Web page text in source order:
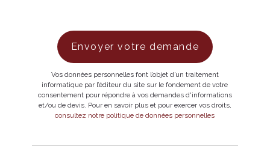
Vos données personnelles font l’objet d’un traitement
informatique par l’éditeur du site sur le fondement de votre
consentement pour répondre à vos demandes d'informations
et/ou de devis. Pour en savoir plus et pour exercer vos droits,
consultez notre politique de données personnelles